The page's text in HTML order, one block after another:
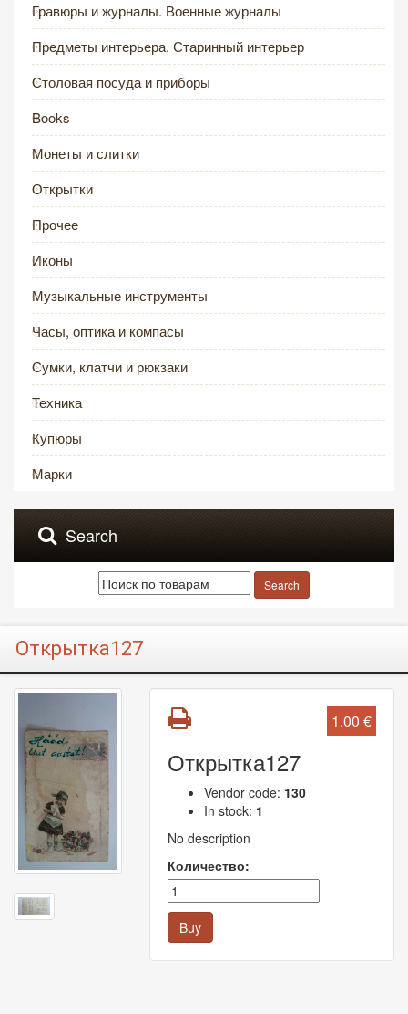
Гравюры и журналы. Военные журналы
Предметы интерьера. Старинный интерьер
Столовая посуда и приборы
Books
Монеты и слитки
Открытки
Прочее
Иконы
Музыкальные инструменты
Часы, оптика и компасы
Сумки, клатчи и рюкзаки
Техника
Купюры
Марки
Search
Search
Открытка127
Открытка127
Vendor code: 130
In stock: 1
1.00 €
No description
Количество:
Buy